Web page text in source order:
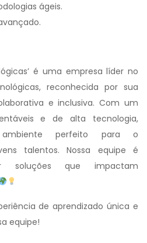
ágeis.
é uma empresa líder no
reconhecida por sua
e inclusiva. Com um
e de alta tecnologia,
ambiente perfeito para o
talentos. Nossa equipe é
soluções que impactam
de aprendizado única e
equipe!